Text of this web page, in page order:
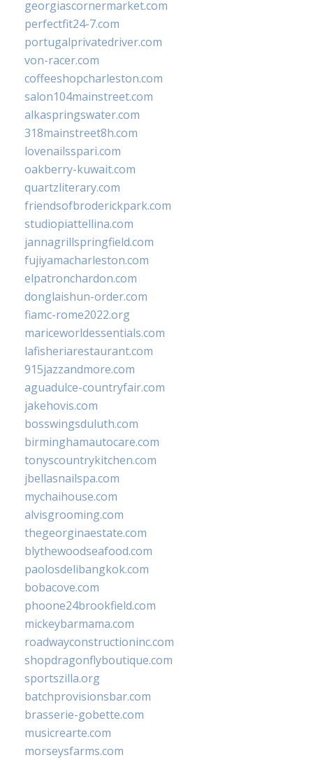
georgiascornermarket.com
perfectfit24-7.com
portugalprivatedriver.com
von-racer.com
coffeeshopcharleston.com
salon104mainstreet.com
alkaspringswater.com
318mainstreet8h.com
lovenailsspari.com
oakberry-kuwait.com
quartzliterary.com
friendsofbroderickpark.com
studiopiattellina.com
jannagrillspringfield.com
fujiyamacharleston.com
elpatronchardon.com
donglaishun-order.com
fiamc-rome2022.org
mariceworldessentials.com
lafisheriarestaurant.com
915jazzandmore.com
aguadulce-countryfair.com
jakehovis.com
bosswingsduluth.com
birminghamautocare.com
tonyscountrykitchen.com
jbellasnailspa.com
mychaihouse.com
alvisgrooming.com
thegeorginaestate.com
blythewoodseafood.com
paolosdelibangkok.com
bobacove.com
phoone24brookfield.com
mickeybarmama.com
roadwayconstructioninc.com
shopdragonflyboutique.com
sportszilla.org
batchprovisionsbar.com
brasserie-gobette.com
musicrearte.com
morseysfarms.com